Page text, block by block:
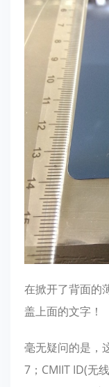
在掀开了背面的
盖上面的文字！
毫无疑问的是，
7；CMIIT ID(无